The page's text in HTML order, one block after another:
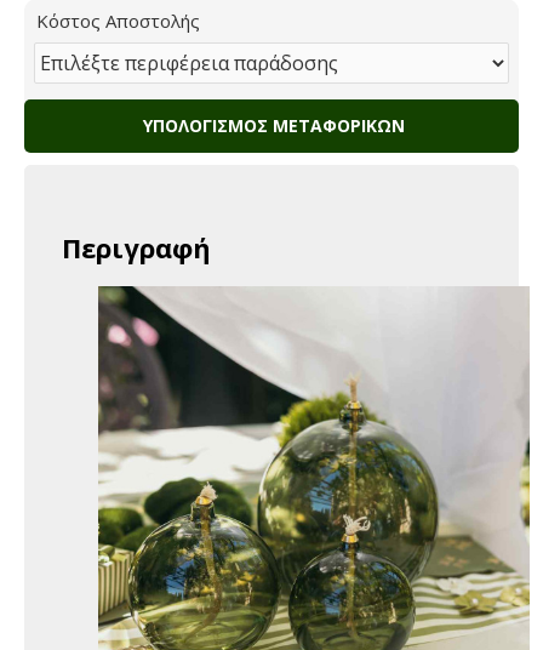
Κόστος Αποστολής
ΥΠΟΛΟΓΙΣΜΌΣ ΜΕΤΑΦΟΡΙΚΏΝ
Περιγραφή